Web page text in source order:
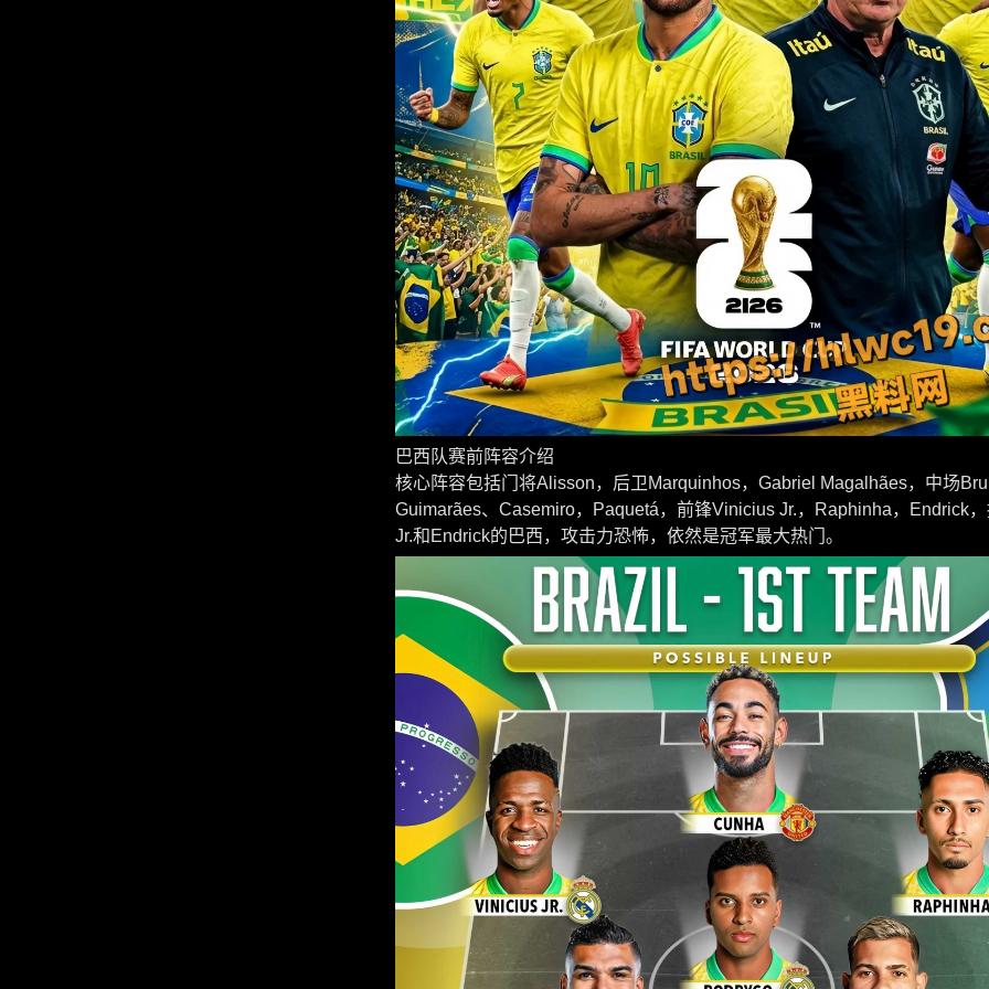
巴西队赛前阵容介绍
核心阵容包括门将Alisson，后卫Marquinhos，Gabriel Magalhães，中场
Guimarães、Casemiro，Paquetá，前锋Vinicius Jr.，Raphinha，Endrick
Jr.和Endrick的巴西，攻击力恐怖，依然是冠军最大热门。